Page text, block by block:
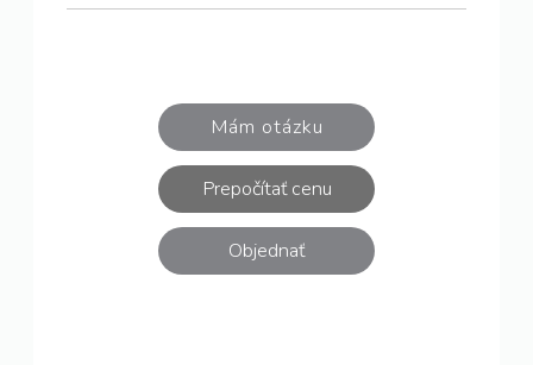
Mám otázku
Prepočítať cenu
Objednať